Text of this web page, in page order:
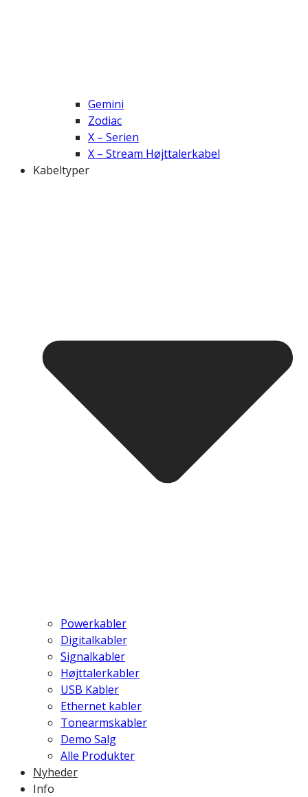
Gemini
Zodiac
X – Serien
X – Stream Højttalerkabel
Kabeltyper
Powerkabler
Digitalkabler
Signalkabler
Højttalerkabler
USB Kabler
Ethernet kabler
Tonearmskabler
Demo Salg
Alle Produkter
Nyheder
Info